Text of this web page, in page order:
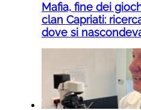
Mafia, fine dei
clan Capriati:
dove si